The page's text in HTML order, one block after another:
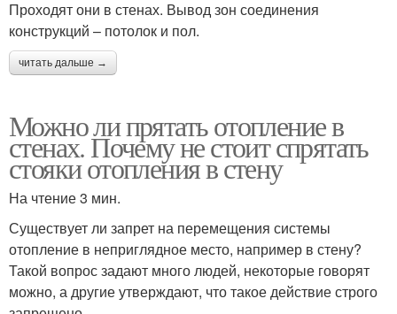
Проходят они в стенах. Вывод зон соединения
конструкций – потолок и пол.
читать дальше →
Можно ли прятать отопление в
стенах. Почему не стоит спрятать
стояки отопления в стену
На чтение 3 мин.
Существует ли запрет на перемещения системы
отопление в неприглядное место, например в стену?
Такой вопрос задают много людей, некоторые говорят
можно, а другие утверждают, что такое действие строго